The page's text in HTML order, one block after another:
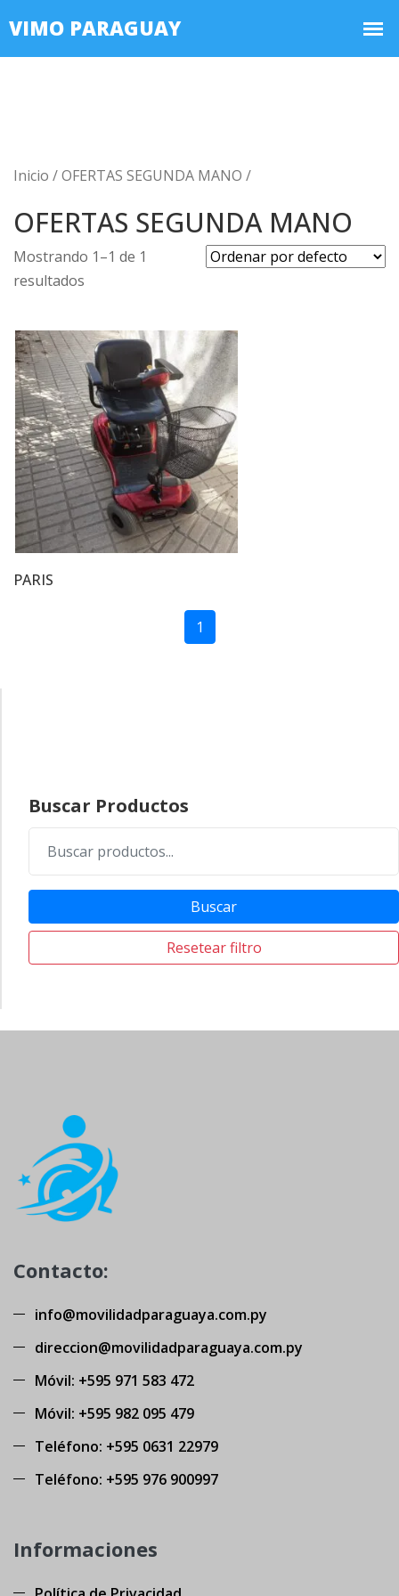
Inicio /OFERTAS SEGUNDA MANO /
OFERTAS SEGUNDA MANO
Mostrando 1–1 de 1
resultados
PARIS
1
Buscar Productos
Buscar
Resetear filtro
Contacto:
info@movilidadparaguaya.com.py
direccion@movilidadparaguaya.com.py
Móvil: +595 971 583 472
Móvil: +595 982 095 479
Teléfono: +595 0631 22979
Teléfono: +595 976 900997
Informaciones